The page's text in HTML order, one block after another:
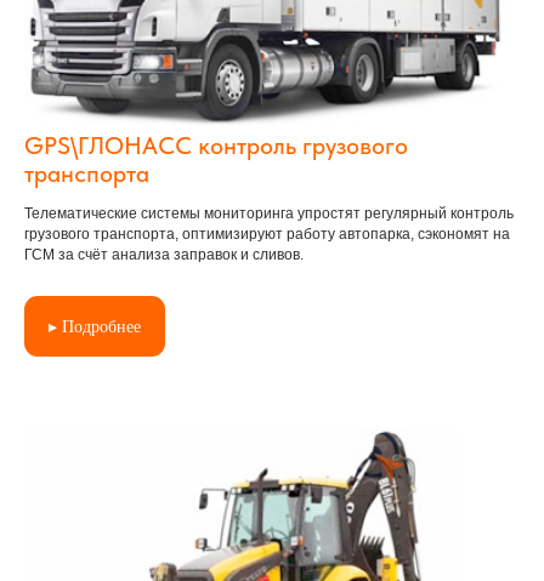
GPS\ГЛОНАСС контроль грузового
транспорта
Телематические системы мониторинга упростят регулярный контроль
грузового транспорта, оптимизируют работу автопарка, сэкономят на
ГСМ за счёт анализа заправок и сливов.
▸ Подробнее